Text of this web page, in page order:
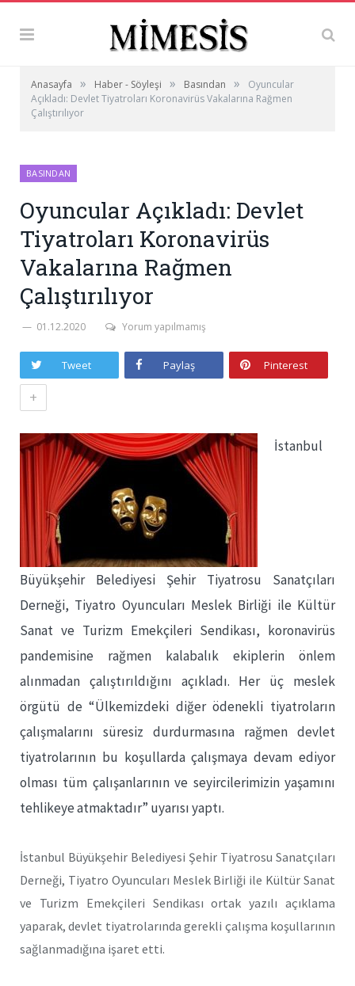
Anasayfa » Haber - Söyleşi » Basından »
Oyuncular
Açıkladı: Devlet Tiyatroları Koronavirüs Vakalarına Rağmen
Çalıştırılıyor
BASINDAN
Oyuncular Açıkladı: Devlet
Tiyatroları Koronavirüs
Vakalarına Rağmen
Çalıştırılıyor
01.12.2020 Yorum yapılmamış
Tweet Paylaş Pinterest
+
İstanbul
Büyükşehir Belediyesi Şehir Tiyatrosu Sanatçıları
Derneği, Tiyatro Oyuncuları Meslek Birliği ile Kültür
Sanat ve Turizm Emekçileri Sendikası, koronavirüs
pandemisine rağmen kalabalık ekiplerin önlem
alınmadan çalıştırıldığını açıkladı. Her üç meslek
örgütü de “Ülkemizdeki diğer ödenekli tiyatroların
çalışmalarını süresiz durdurmasına rağmen devlet
tiyatrolarının bu koşullarda çalışmaya devam ediyor
olması tüm çalışanlarının ve seyircilerimizin yaşamını
tehlikeye atmaktadır” uyarısı yaptı.
İstanbul Büyükşehir Belediyesi Şehir Tiyatrosu Sanatçıları
Derneği, Tiyatro Oyuncuları Meslek Birliği ile Kültür Sanat
ve Turizm Emekçileri Sendikası ortak yazılı açıklama
yaparak, devlet tiyatrolarında gerekli çalışma koşullarının
sağlanmadığına işaret etti.